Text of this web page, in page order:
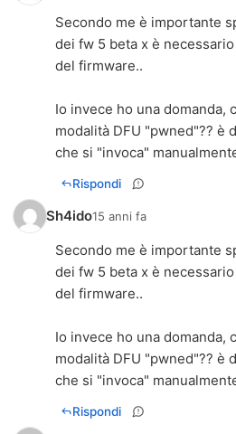
Secondo me è importante
dei fw 5 beta x è
del firmware..
Io invece ho una domanda,
modalità DFU "pwned"?? è
che si "invoca"
Rispondi
Sh4ido15 anni fa
Secondo me è importante
dei fw 5 beta x è
del firmware..
Io invece ho una domanda,
modalità DFU "pwned"?? è
che si "invoca"
Rispondi